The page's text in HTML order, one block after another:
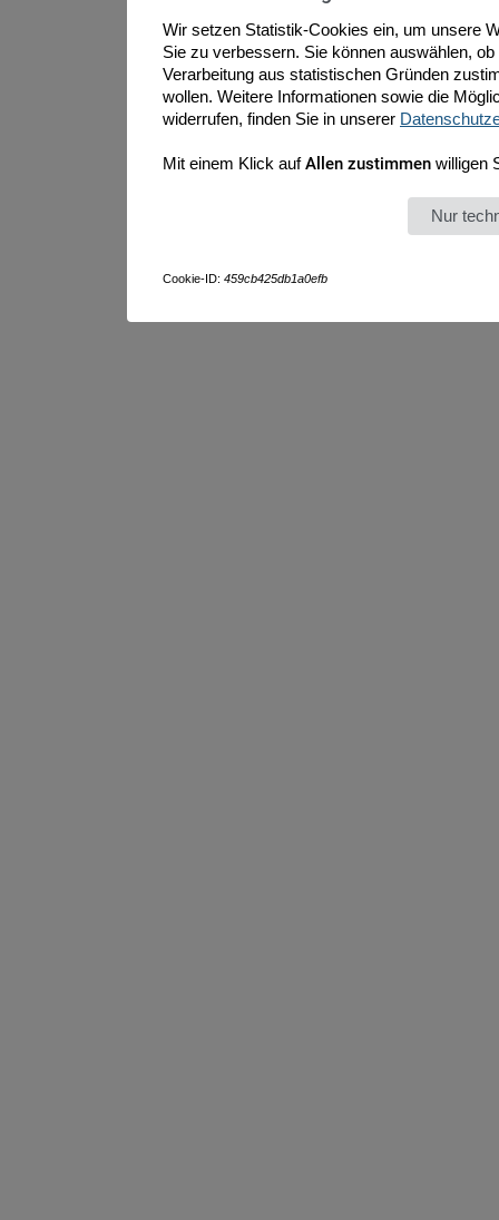
Wir setzen Statistik-Cookies ein, um unsere
Sie zu verbessern. Sie können auswählen,
Verarbeitung aus statistischen Gründen
wollen. Weitere Informationen sowie die
widerrufen, finden Sie in unserer
Mit einem Klick aufAllen zustimmen willigen
Nur
Cookie-ID: 459cb425db1a0efb